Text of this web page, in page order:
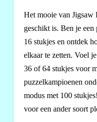
Het mooie van Jigsaw
geschikt is. Ben je
16 stukjes en ontdek
elkaar te zetten. Voel
36 of 64 stukjes voor
puzzelkampioenen
modus met 100
voor een ander soort